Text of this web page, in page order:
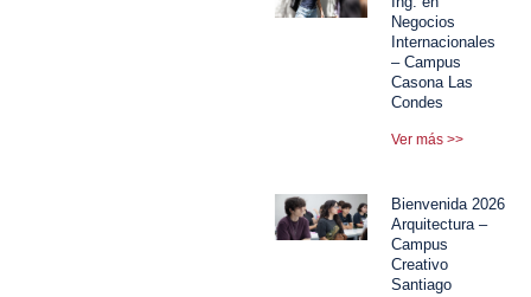
Negocios
Internacionales
– Campus
Casona Las
Condes
Ver más >>
Bienvenida 2026
Arquitectura –
Campus
Creativo
Santiago